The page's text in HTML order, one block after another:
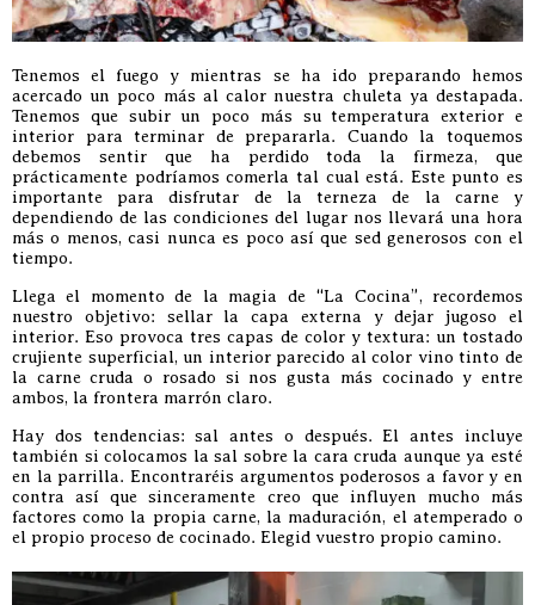
Tenemos el fuego y mientras se ha ido preparando hemos
acercado un poco más al calor nuestra chuleta ya destapada.
Tenemos que subir un poco más su temperatura exterior e
interior para terminar de prepararla. Cuando la toquemos
debemos sentir que ha perdido toda la firmeza, que
prácticamente podríamos comerla tal cual está. Este punto es
importante para disfrutar de la terneza de la carne y
dependiendo de las condiciones del lugar nos llevará una hora
más o menos, casi nunca es poco así que sed generosos con el
tiempo.
Llega el momento de la magia de “La Cocina”, recordemos
nuestro objetivo: sellar la capa externa y dejar jugoso el
interior. Eso provoca tres capas de color y textura: un tostado
crujiente superficial, un interior parecido al color vino tinto de
la carne cruda o rosado si nos gusta más cocinado y entre
ambos, la frontera marrón claro.
Hay dos tendencias: sal antes o después. El antes incluye
también si colocamos la sal sobre la cara cruda aunque ya esté
en la parrilla. Encontraréis argumentos poderosos a favor y en
contra así que sinceramente creo que influyen mucho más
factores como la propia carne, la maduración, el atemperado o
el propio proceso de cocinado. Elegid vuestro propio camino.